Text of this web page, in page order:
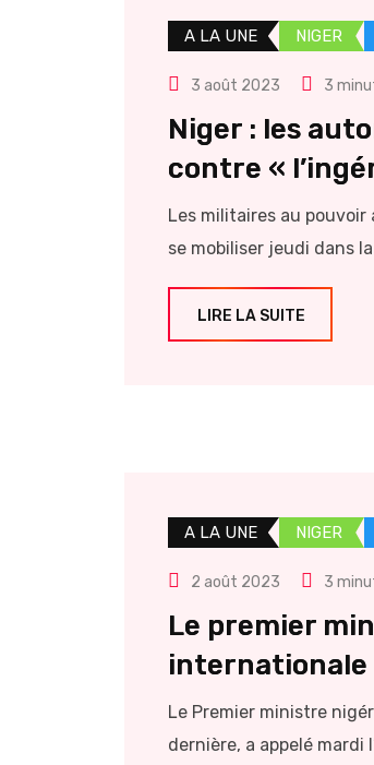
A LA UNE NIGER
3 août 2023 3
Niger : les
contre «
Les militaires au
se mobiliser jeudi dans
LIRE LA SUITE
A LA UNE NIGER
2 août 2023 3
Le premier
internationale
Le Premier ministre
dernière, a appelé